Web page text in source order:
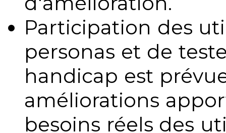
Participation des
personas et de
handicap est
améliorations
besoins réels des